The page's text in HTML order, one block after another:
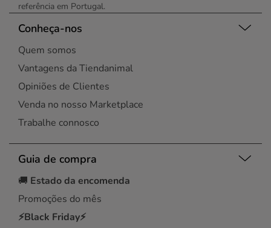
referência em Portugal.
Conheça-nos
Quem somos
Vantagens da Tiendanimal
Opiniões de Clientes
Venda no nosso Marketplace
Trabalhe connosco
Guia de compra
🚚 Estado da encomenda
Promoções do mês
⚡Black Friday⚡